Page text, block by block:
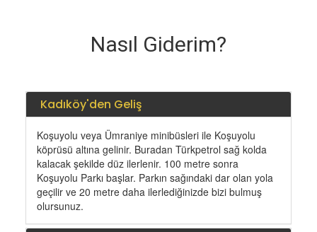
Nasıl Giderim?
Kadıköy'den Geliş
Koşuyolu veya Ümraniye minibüsleri ile Koşuyolu
köprüsü altına gelinir. Buradan Türkpetrol sağ kolda
kalacak şekilde düz ilerlenir. 100 metre sonra
Koşuyolu Parkı başlar. Parkın sağındaki dar olan yola
geçilir ve 20 metre daha ilerlediğinizde bizi bulmuş
olursunuz.